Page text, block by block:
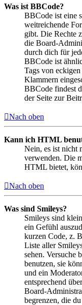
Was ist BBCode?
BBCode ist eine
weitreichende
gibt. Die Rechte
die Board-
durch dich für
BBCode ist
Tags von
Klammern
BBCode findest
der Seite zur
Nach oben
Kann ich HTML
Nein, es ist nicht
verwenden. Die
HTML bietet,
Nach oben
Was sind Smileys?
Smileys sind
ein Gefühl
kurzen Code, z.
Liste aller
sehen. Versuche
benutzen, sie
und ein
entsprechend
Board-
begrenzen, die